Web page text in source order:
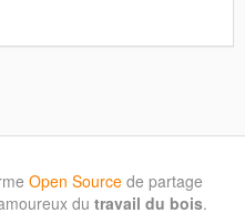
Open Source de partage
du travail du bois.